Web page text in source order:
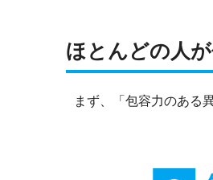
ほとんどの人
まず、「包容力のある